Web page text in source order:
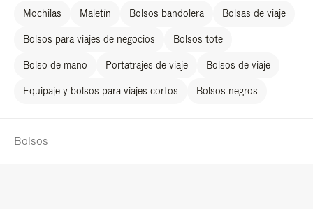
Mochilas Maletín Bolsos bandolera Bolsas de viaje
Bolsos para viajes de negocios Bolsos tote
Bolso de mano Portatrajes de viaje Bolsos de viaje
Equipaje y bolsos para viajes cortos Bolsos negros
Bolsos